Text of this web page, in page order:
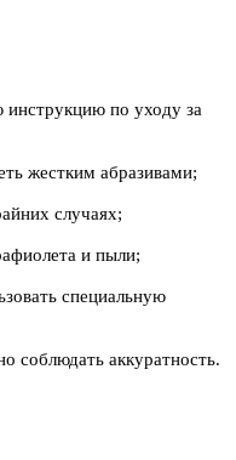
по уходу за
жестким абразивами;
случаях;
и пыли;
специальную
соблюдать аккуратность.